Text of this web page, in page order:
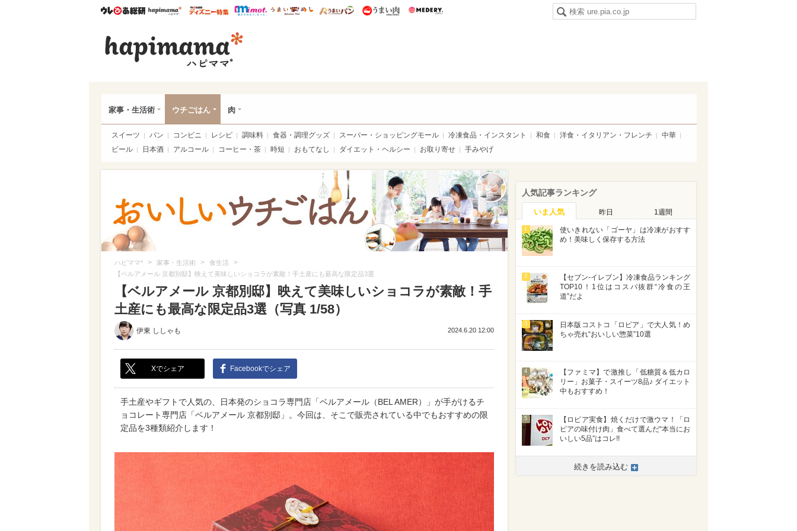
ウレぴあ総研ハピママ* ウレぴあ総研 ディズニー特集
mimot. うまいめし うまいパン うまい肉
家事・生活術 ウチごはん 肉
スイーツ パン コンビニ レシピ 調味料 食器・調理グッズ スーパー・ショッピングモール 冷凍食品・インスタント 和食 洋食・イタリアン・フレンチ
中華
ビール
日本酒 アルコール コーヒー・茶 時短 おもてなし ダイエット・ヘルシー お取り寄せ 手みやげ
ハピママ* > 家事・生活術 > 食生活 >
【ベルアメール 京都別邸】映えて美味しいショコラが素敵！手土産にも最高な限定品3選
【ベルアメール 京都別邸】映えて美味しいショコラが素敵！手
土産にも最高な限定品3選（写真 1/58）
伊東 ししゃも 2024.6.20 12:00
Xでシェア Facebookでシェア
手土産やギフトで人気の、日本発のショコラ専門店「ベルアメール（BEL AMER）」が手がけるチ
ョコレート専門店「ベルアメール 京都別邸」。今回は、そこで販売されている中でもおすすめの限
定品を3種類紹介します！
人気記事ランキング
いま人気 昨日 1週間
1
使いきれない「ゴーヤ」は冷凍がおすす
め！美味しく保存する方法
2
【セブン-イレブン】冷凍食品ランキング
TOP10！1位はコスパ抜群“冷食の王
道”だよ
3
日本版コストコ「ロピア」で大人気！め
ちゃ売れ“おいしい惣菜”10選
4
【ファミマ】で激推し「低糖質＆低カロ
リー」お菓子・スイーツ8品♪ ダイエット
中もおすすめ！
5
【ロピア実食】焼くだけで激ウマ！「ロ
ピアの味付け肉」食べて選んだ“本当にお
いしい5品”はコレ!!
続きを読み込む